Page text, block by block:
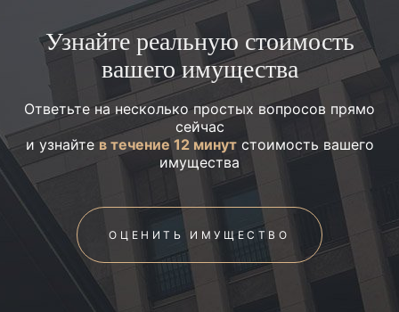
Узнайте реальную стоимость
вашего имущества
Ответьте на несколько простых вопросов прямо
сейчас
и узнайтев течение 12 минутстоимость вашего
имущества
ОЦЕНИТЬ ИМУЩЕСТВО